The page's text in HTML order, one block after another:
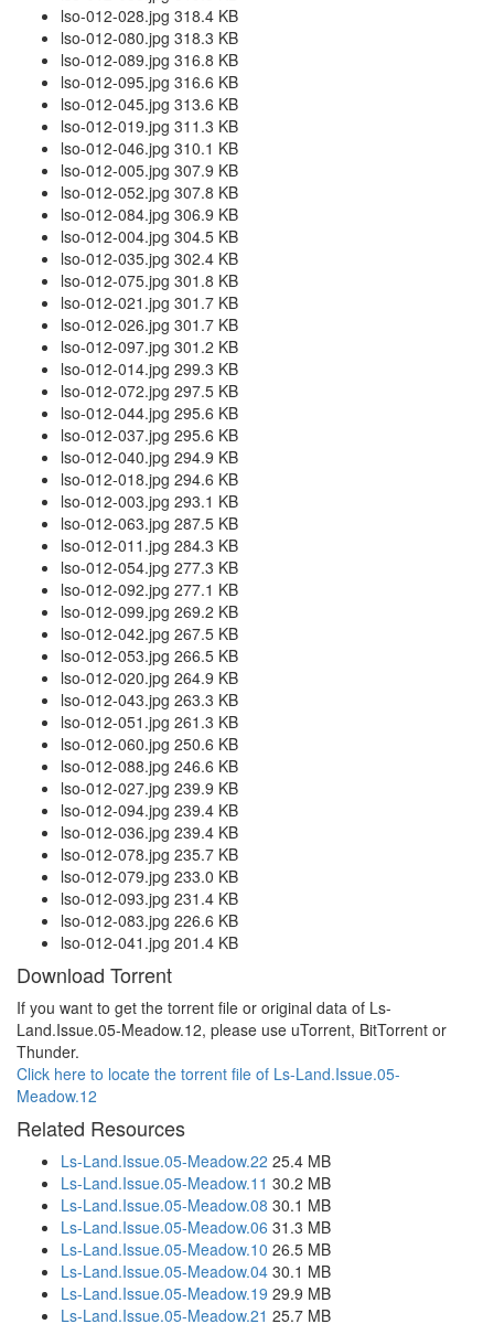
lso-012-028.jpg 318.4 KB
lso-012-080.jpg 318.3 KB
lso-012-089.jpg 316.8 KB
lso-012-095.jpg 316.6 KB
lso-012-045.jpg 313.6 KB
lso-012-019.jpg 311.3 KB
lso-012-046.jpg 310.1 KB
lso-012-005.jpg 307.9 KB
lso-012-052.jpg 307.8 KB
lso-012-084.jpg 306.9 KB
lso-012-004.jpg 304.5 KB
lso-012-035.jpg 302.4 KB
lso-012-075.jpg 301.8 KB
lso-012-021.jpg 301.7 KB
lso-012-026.jpg 301.7 KB
lso-012-097.jpg 301.2 KB
lso-012-014.jpg 299.3 KB
lso-012-072.jpg 297.5 KB
lso-012-044.jpg 295.6 KB
lso-012-037.jpg 295.6 KB
lso-012-040.jpg 294.9 KB
lso-012-018.jpg 294.6 KB
lso-012-003.jpg 293.1 KB
lso-012-063.jpg 287.5 KB
lso-012-011.jpg 284.3 KB
lso-012-054.jpg 277.3 KB
lso-012-092.jpg 277.1 KB
lso-012-099.jpg 269.2 KB
lso-012-042.jpg 267.5 KB
lso-012-053.jpg 266.5 KB
lso-012-020.jpg 264.9 KB
lso-012-043.jpg 263.3 KB
lso-012-051.jpg 261.3 KB
lso-012-060.jpg 250.6 KB
lso-012-088.jpg 246.6 KB
lso-012-027.jpg 239.9 KB
lso-012-094.jpg 239.4 KB
lso-012-036.jpg 239.4 KB
lso-012-078.jpg 235.7 KB
lso-012-079.jpg 233.0 KB
lso-012-093.jpg 231.4 KB
lso-012-083.jpg 226.6 KB
lso-012-041.jpg 201.4 KB
Download Torrent
If you want to get the torrent file or original data of Ls-
Land.Issue.05-Meadow.12, please use uTorrent, BitTorrent or
Thunder.
Click here to locate the torrent file of Ls-Land.Issue.05-
Meadow.12
Related Resources
Ls-Land.Issue.05-Meadow.22 25.4 MB
Ls-Land.Issue.05-Meadow.11 30.2 MB
Ls-Land.Issue.05-Meadow.08 30.1 MB
Ls-Land.Issue.05-Meadow.06 31.3 MB
Ls-Land.Issue.05-Meadow.10 26.5 MB
Ls-Land.Issue.05-Meadow.04 30.1 MB
Ls-Land.Issue.05-Meadow.19 29.9 MB
Ls-Land.Issue.05-Meadow.21 25.7 MB